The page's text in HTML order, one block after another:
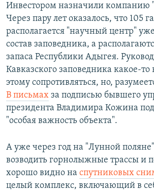
Инвестором назначили компанию
Через пару лет оказалось, что 105
располагается "научный центр"
состав заповедника, а
запаса Республики Адыгея.
Кавказского заповедника какое-
этому сопротивляться, но,
В письмах за подписью бывшего
президента Владимира Кожина
"особая важность объекта".
А уже через год на "Лунной
возводить горнолыжные трассы и
хорошо видно на спутниковых
целый комплекс, включающий в